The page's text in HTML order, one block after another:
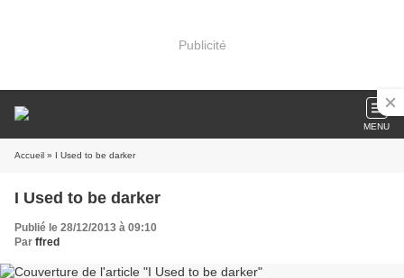
Publicité
MENU
Accueil » I Used to be darker
I Used to be darker
Publié le 28/12/2013 à 09:10
Par ffred